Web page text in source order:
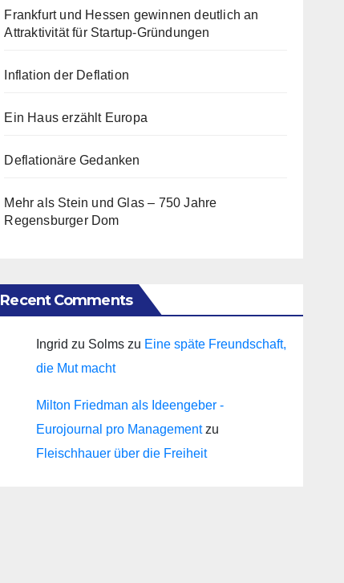
Frankfurt und Hessen gewinnen deutlich an
Attraktivität für Startup-Gründungen
Inflation der Deflation
Ein Haus erzählt Europa
Deflationäre Gedanken
Mehr als Stein und Glas – 750 Jahre
Regensburger Dom
Recent Comments
Ingrid zu Solms zu Eine späte Freundschaft,
die Mut macht
Milton Friedman als Ideengeber -
Eurojournal pro Managementzu
Fleischhauer über die Freiheit